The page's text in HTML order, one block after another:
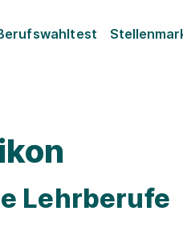
Lehrberufe